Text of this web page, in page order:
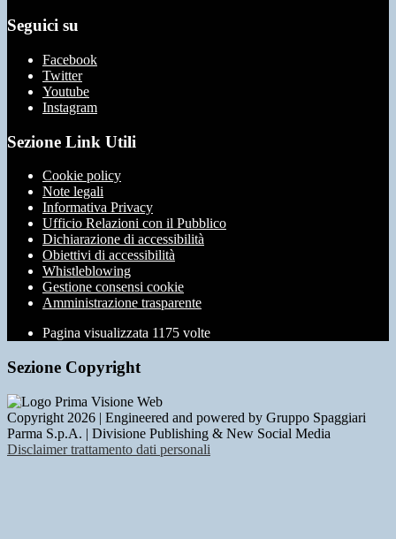
Seguici su
Facebook
Twitter
Youtube
Instagram
Sezione Link Utili
Cookie policy
Note legali
Informativa Privacy
Ufficio Relazioni con il Pubblico
Dichiarazione di accessibilità
Obiettivi di accessibilità
Whistleblowing
Gestione consensi cookie
Amministrazione trasparente
Pagina visualizzata 1175 volte
Sezione Copyright
Copyright 2026 | Engineered and powered by Gruppo Spaggiari
Parma S.p.A. | Divisione Publishing & New Social Media
Disclaimer trattamento dati personali